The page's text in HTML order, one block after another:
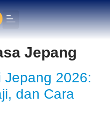
Jepang
Jepang 2026:
dan Cara